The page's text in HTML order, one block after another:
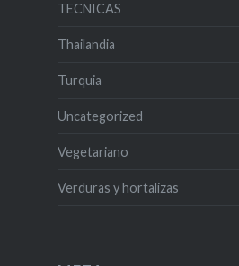
TECNICAS
Thailandia
Turquia
Uncategorized
Vegetariano
Verduras y hortalizas